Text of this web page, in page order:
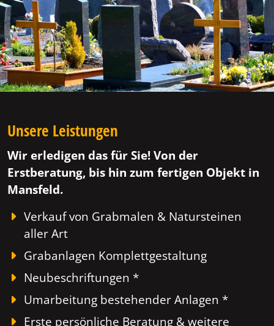
Unsere Leistungen
Wir erledigen das für Sie! Von der
Erstberatung, bis hin zum fertigen Objekt in
Mansfeld.
Verkauf von Grabmalen & Natursteinen
aller Art
Grabanlagen Komplettgestaltung
Neubeschriftungen *
Umarbeitung bestehender Anlagen *
Erste persönliche Beratung & weitere